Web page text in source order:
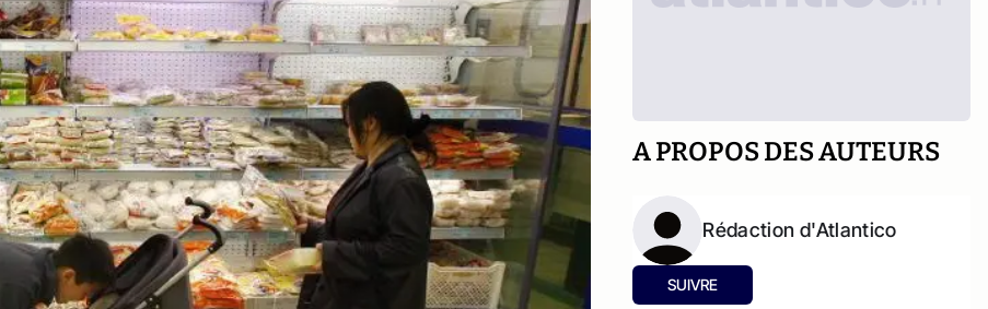
A PROPOS DES AUTEURS
Rédaction d'Atlantico
SUIVRE